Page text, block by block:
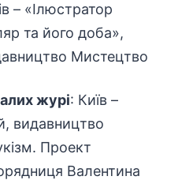
– «Ілюстратор
та його доба»,
Мистецтво
журі: Київ –
видавництво
Проект
Валентина